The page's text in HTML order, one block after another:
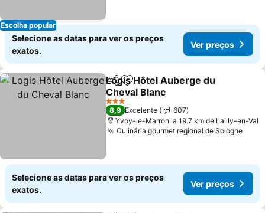
Escolha popular
Selecione as datas para ver os preços
exatos.
Ver preços
PartilharAdicionar aos favoritos
Logis Hôtel Auberge du
Cheval Blanc
3 Estrelas
8,9 Excelente
607
Yvoy-le-Marron, a 19.7 km de Lailly-en-Val
Culinária gourmet regional de Sologne
Selecione as datas para ver os preços
exatos.
Ver preços